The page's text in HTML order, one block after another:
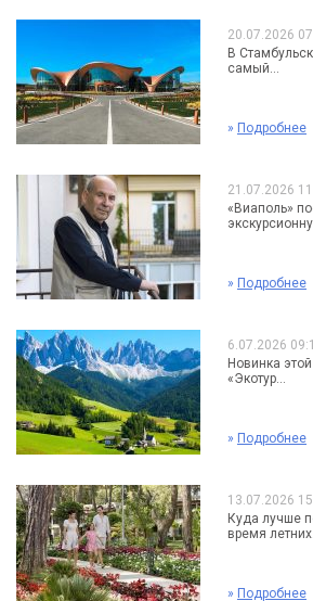
20.07.2026
В
самый...
» Подробнее
21.07.2026
«Виаполь»
» Подробнее
6.07.2026
Новинка
«Экотур...
» Подробнее
13.07.2026
Куда лучше
время
» Подробнее